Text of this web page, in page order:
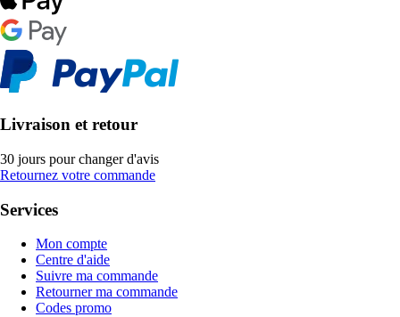
Livraison et retour
30 jours pour changer d'avis
Retournez votre commande
Services
Mon compte
Centre d'aide
Suivre ma commande
Retourner ma commande
Codes promo